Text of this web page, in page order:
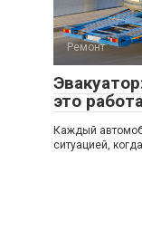
Ремонт
это
Каждый
ситуацией,